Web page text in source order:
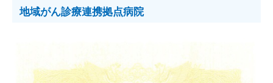
地域がん診療連携拠点病院